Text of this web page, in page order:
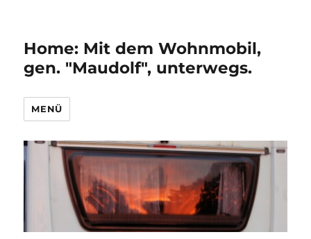
Home: Mit dem Wohnmobil,
gen. "Maudolf", unterwegs.
MENÜ